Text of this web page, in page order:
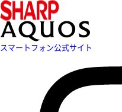
スマートフォン公式サイト